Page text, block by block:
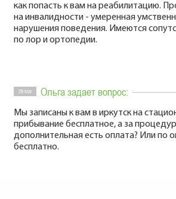
как попасть к вам на реабилитацию.
на инвалидности - умеренная
нарушения поведения. Имеются
по лор и ортопедии.
29 Mar Ольга задает вопрос:
Мы записаны к вам в иркутск на
прибывание бесплатное, а за
дополнительная есть оплата? Или по
бесплатно.